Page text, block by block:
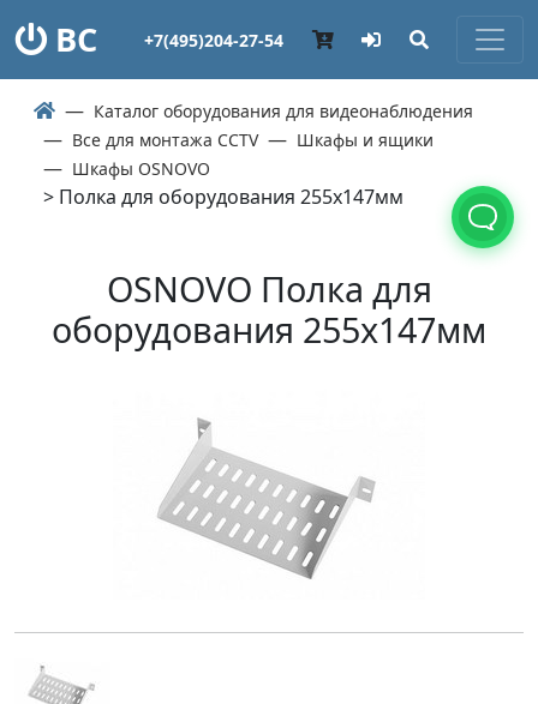
ВС +7(495)204-27-54
Каталог оборудования для видеонаблюдения
Все для монтажа CCTV
Шкафы и ящики
Шкафы OSNOVO
> Полка для оборудования 255х147мм
OSNOVO Полка для
оборудования 255х147мм